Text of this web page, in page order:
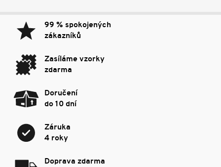
99 % spokojených
zákazníků
Zasíláme vzorky
zdarma
Doručení
do 10 dní
Záruka
4 roky
Doprava zdarma